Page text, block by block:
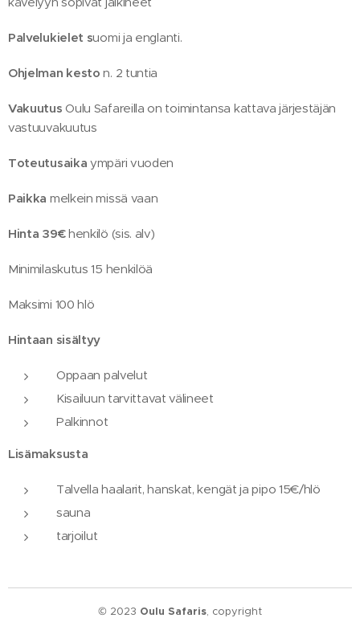
Palvelukielet suomi ja englanti.
Ohjelman keston. 2 tuntia
Vakuutus Oulu Safareilla on toimintansa kattava järjestäjän
vastuuvakuutus
Toteutusaika ympäri vuoden
Paikka melkein missä vaan
Hinta 39€henkilö (sis. alv)
Minimilaskutus 15 henkilöä
Maksimi 100 hlö
Hintaan sisältyy
Oppaan palvelut
Kisailuun tarvittavat välineet
Palkinnot
Lisämaksusta
Talvella haalarit, hanskat, kengät ja pipo 15€/hlö
sauna
tarjoilut
© 2023 Oulu Safaris, copyright